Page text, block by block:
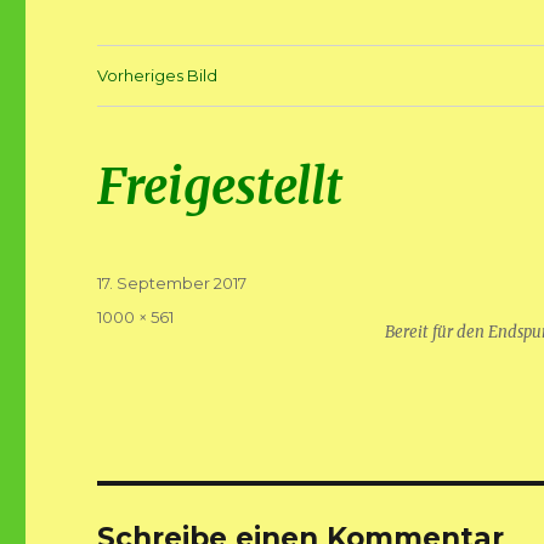
Vorheriges Bild
Freigestellt
Bereit für den
Veröffentlicht
17. September 2017
Volle
1000 × 561